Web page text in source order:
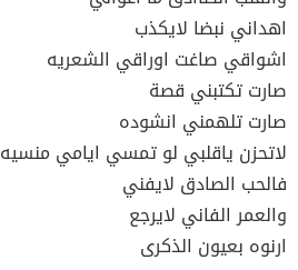
اهداني نبضا لايكذب
اشواقي صاغت اوراقي الشعريه
صارت تكتبني قصة
صارت تلهمني انشوده
لاتحزن ياقلبي لو تمسي ايامي منسيه
فالحب الصادق لايفني
والعمر الفاني لايرجع
ارنوه بعيون الذكرى